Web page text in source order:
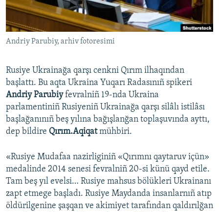
Русский
Українською
RFE/RS bütün saytları
Andriy Parubiy, arhiv fotoresimi
Rusiye Ukrainağa qarşı cenkni Qırım ilhaqından
başlattı. Bu aqta Ukraina Yuqarı Radasınıñ spikeri
Andriy Parubiyfevralniñ 19-nda Ukraina
parlamentiniñ Rusiyeniñ Ukrainağa qarşı silâlı istilâsı
başlağanınıñ beş yılına bağışlanğan toplaşuvında ayttı,
dep bildire Qırım.Aqiqatmühbiri.
«Rusiye Mudafaa nazirliginiñ «Qırımnı qaytaruv içün»
medalinde 2014 senesi fevralniñ 20-si künü qayd etile.
Tam beş yıl evelsi… Rusiye mahsus bölükleri Ukrainanı
zapt etmege başladı. Rusiye Maydanda insanlarnıñ atıp
öldürilgenine şaşqan ve akimiyet tarafından qaldırılğan